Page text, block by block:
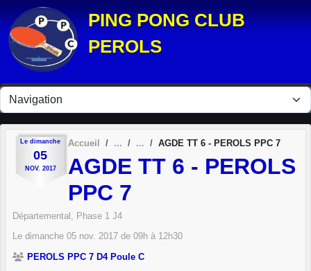
PING PONG CLUB
PEROLS
Le dimanche
05
NOV. 2017
Accueil AGDE TT 6 - PEROLS PPC 7
AGDE TT 6 - PEROLS
PPC 7
Départemental, Phase 1 J4
Le dimanche 05 nov. 2017 de 09h à 12h30
PEROLS PPC 7 D4 Poule C
Panneau de gestion des cookies